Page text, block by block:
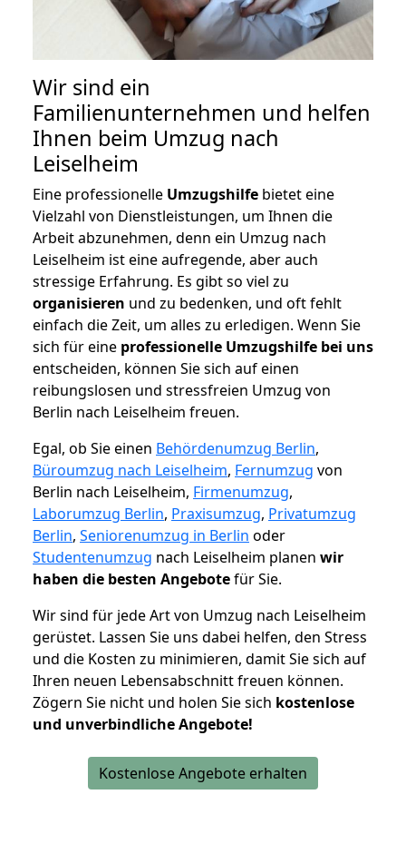
Wir sind ein
Familienunternehmen und helfen
Ihnen beim Umzug nach
Leiselheim
Eine professionelle Umzugshilfe bietet eine
Vielzahl von Dienstleistungen, um Ihnen die
Arbeit abzunehmen, denn ein Umzug nach
Leiselheim ist eine aufregende, aber auch
stressige Erfahrung. Es gibt so viel zu
organisieren und zu bedenken, und oft fehlt
einfach die Zeit, um alles zu erledigen. Wenn Sie
sich für eine professionelle Umzugshilfe bei uns
entscheiden, können Sie sich auf einen
reibungslosen und stressfreien Umzug von
Berlin nach Leiselheim freuen.
Egal, ob Sie einen Behördenumzug Berlin,
Büroumzug nach Leiselheim, Fernumzug von
Berlin nach Leiselheim, Firmenumzug,
Laborumzug Berlin, Praxisumzug, Privatumzug
Berlin, Seniorenumzug in Berlin oder
Studentenumzug nach Leiselheim planen wir
haben die besten Angebotefür Sie.
Wir sind für jede Art von Umzug nach Leiselheim
gerüstet. Lassen Sie uns dabei helfen, den Stress
und die Kosten zu minimieren, damit Sie sich auf
Ihren neuen Lebensabschnitt freuen können.
Zögern Sie nicht und holen Sie sich kostenlose
und unverbindliche Angebote!
Kostenlose Angebote erhalten